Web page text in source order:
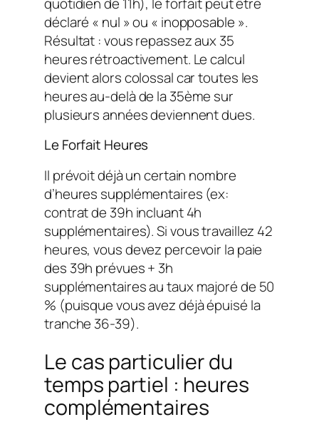
quotidien de 11h), le forfait peut être
déclaré « nul » ou « inopposable ».
Résultat : vous repassez aux 35
heures rétroactivement. Le calcul
devient alors colossal car toutes les
heures au-delà de la 35ème sur
plusieurs années deviennent dues.
Le Forfait Heures
Il prévoit déjà un certain nombre
d’heures supplémentaires (ex:
contrat de 39h incluant 4h
supplémentaires). Si vous travaillez 42
heures, vous devez percevoir la paie
des 39h prévues + 3h
supplémentaires au taux majoré de 50
% (puisque vous avez déjà épuisé la
tranche 36-39).
Le cas particulier du
temps partiel : heures
complémentaires